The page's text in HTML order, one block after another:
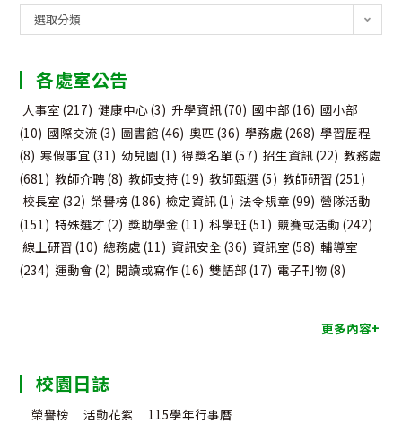
告
類
選取分類
各處室公告
人事室 (217) 健康中心(3) 升學資訊(70) 國中部 (16) 國小部
(10) 國際交流 (3) 圖書館 (46) 奧匹 (36) 學務處 (268) 學習歷程
(8) 寒假事宜 (31) 幼兒園 (1) 得獎名單 (57) 招生資訊(22) 教務處
(681) 教師介聘(8) 教師支持 (19) 教師甄選 (5) 教師研習 (251)
校長室 (32) 榮譽榜 (186) 檢定資訊(1) 法令規章 (99) 營隊活動
(151) 特殊選才 (2) 獎助學金 (11) 科學班 (51) 競賽或活動 (242)
線上研習 (10) 總務處 (11) 資訊安全 (36) 資訊室 (58) 輔導室
(234) 運動會 (2) 閱讀或寫作 (16) 雙語部 (17) 電子刊物 (8)
更多內容+
校園日誌
榮譽榜 活動花絮 115學年行事曆